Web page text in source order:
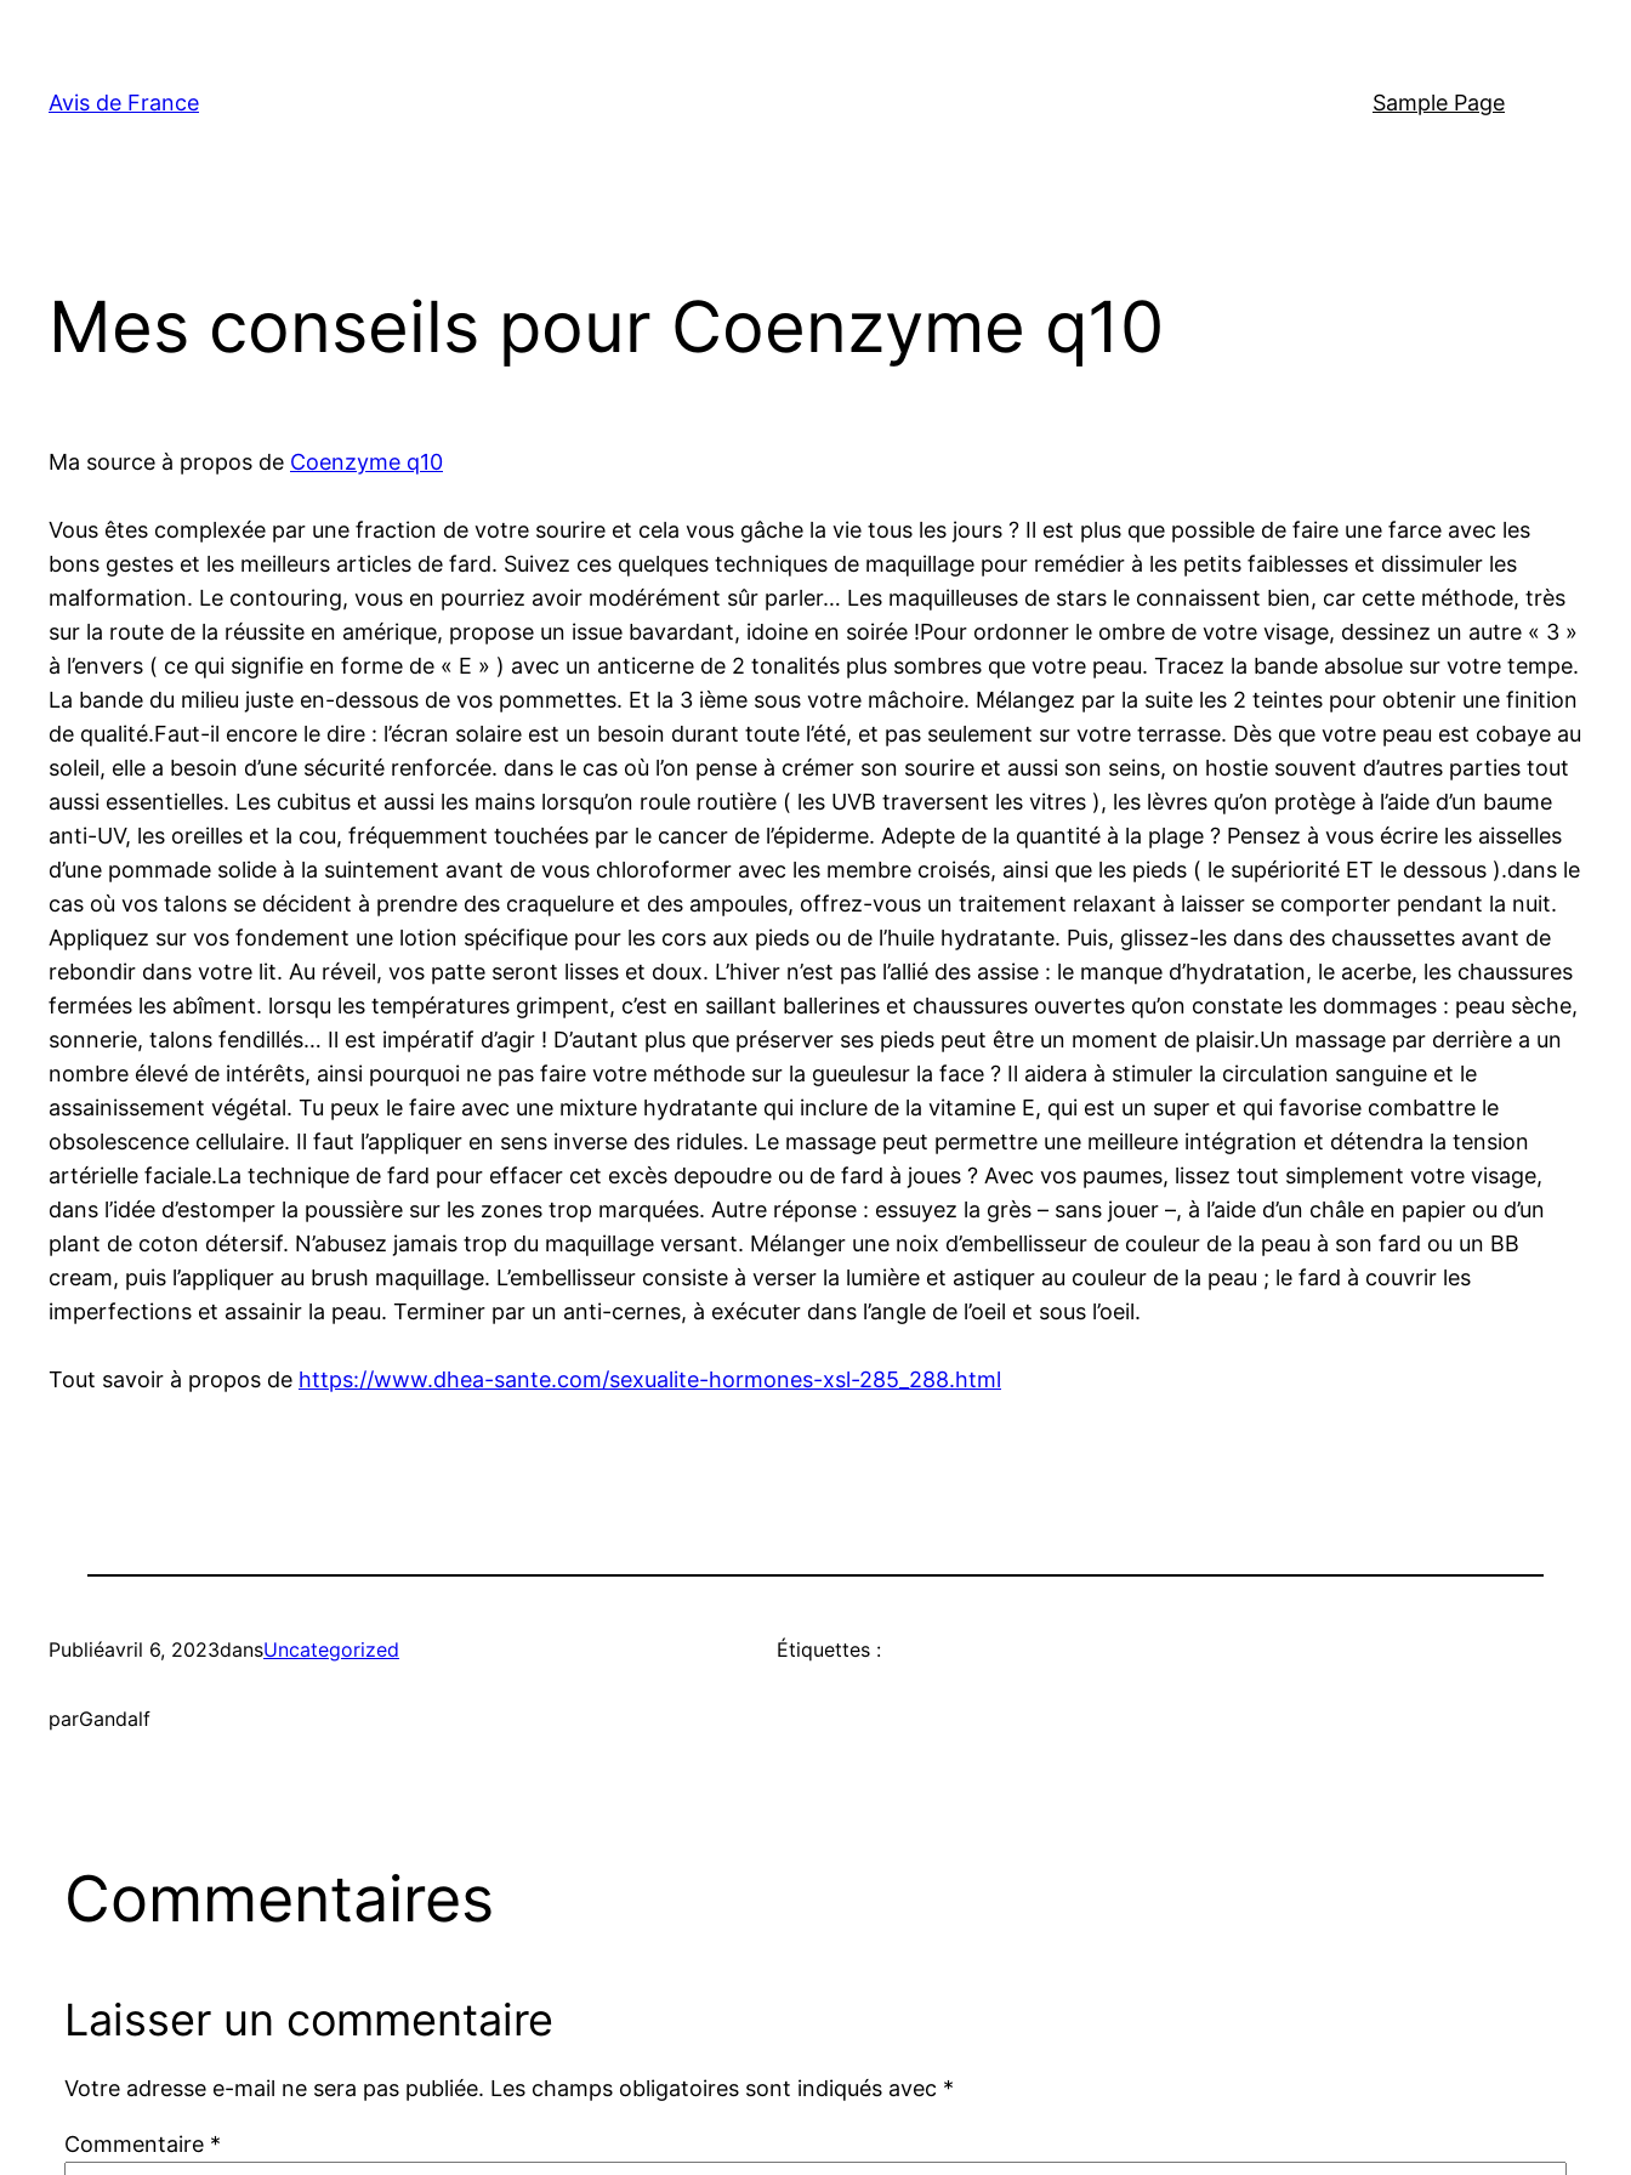
contenu
Avis de France Sample Page
Mes conseils pour Coenzyme q10
Ma source à propos de Coenzyme q10
Vous êtes complexée par une fraction de votre sourire et cela vous gâche la vie tous les jours ? Il est plus que possible de faire une farce avec les
bons gestes et les meilleurs articles de fard. Suivez ces quelques techniques de maquillage pour remédier à les petits faiblesses et dissimuler les
malformation. Le contouring, vous en pourriez avoir modérément sûr parler… Les maquilleuses de stars le connaissent bien, car cette méthode, très
sur la route de la réussite en amérique, propose un issue bavardant, idoine en soirée !Pour ordonner le ombre de votre visage, dessinez un autre « 3 »
à l’envers ( ce qui signifie en forme de « E » ) avec un anticerne de 2 tonalités plus sombres que votre peau. Tracez la bande absolue sur votre tempe.
La bande du milieu juste en-dessous de vos pommettes. Et la 3 ième sous votre mâchoire. Mélangez par la suite les 2 teintes pour obtenir une finition
de qualité.Faut-il encore le dire : l’écran solaire est un besoin durant toute l’été, et pas seulement sur votre terrasse. Dès que votre peau est cobaye au
soleil, elle a besoin d’une sécurité renforcée. dans le cas où l’on pense à crémer son sourire et aussi son seins, on hostie souvent d’autres parties tout
aussi essentielles. Les cubitus et aussi les mains lorsqu’on roule routière ( les UVB traversent les vitres ), les lèvres qu’on protège à l’aide d’un baume
anti-UV, les oreilles et la cou, fréquemment touchées par le cancer de l’épiderme. Adepte de la quantité à la plage ? Pensez à vous écrire les aisselles
d’une pommade solide à la suintement avant de vous chloroformer avec les membre croisés, ainsi que les pieds ( le supériorité ET le dessous ).dans le
cas où vos talons se décident à prendre des craquelure et des ampoules, offrez-vous un traitement relaxant à laisser se comporter pendant la nuit.
Appliquez sur vos fondement une lotion spécifique pour les cors aux pieds ou de l’huile hydratante. Puis, glissez-les dans des chaussettes avant de
rebondir dans votre lit. Au réveil, vos patte seront lisses et doux. L’hiver n’est pas l’allié des assise : le manque d’hydratation, le acerbe, les chaussures
fermées les abîment. lorsqu les températures grimpent, c’est en saillant ballerines et chaussures ouvertes qu’on constate les dommages : peau sèche,
sonnerie, talons fendillés… Il est impératif d’agir ! D’autant plus que préserver ses pieds peut être un moment de plaisir.Un massage par derrière a un
nombre élevé de intérêts, ainsi pourquoi ne pas faire votre méthode sur la gueulesur la face ? Il aidera à stimuler la circulation sanguine et le
assainissement végétal. Tu peux le faire avec une mixture hydratante qui inclure de la vitamine E, qui est un super et qui favorise combattre le
obsolescence cellulaire. Il faut l’appliquer en sens inverse des ridules. Le massage peut permettre une meilleure intégration et détendra la tension
artérielle faciale.La technique de fard pour effacer cet excès depoudre ou de fard à joues ? Avec vos paumes, lissez tout simplement votre visage,
dans l’idée d’estomper la poussière sur les zones trop marquées. Autre réponse : essuyez la grès – sans jouer –, à l’aide d’un châle en papier ou d’un
plant de coton détersif. N’abusez jamais trop du maquillage versant. Mélanger une noix d’embellisseur de couleur de la peau à son fard ou un BB
cream, puis l’appliquer au brush maquillage. L’embellisseur consiste à verser la lumière et astiquer au couleur de la peau ; le fard à couvrir les
imperfections et assainir la peau. Terminer par un anti-cernes, à exécuter dans l’angle de l’oeil et sous l’oeil.
Tout savoir à propos de https://www.dhea-sante.com/sexualite-hormones-xsl-285_288.html
Publiéavril 6, 2023dansUncategorized
parGandalf
Étiquettes :
Commentaires
Laisser un commentaire
Votre adresse e-mail ne sera pas publiée. Les champs obligatoires sont indiqués avec *
Commentaire *